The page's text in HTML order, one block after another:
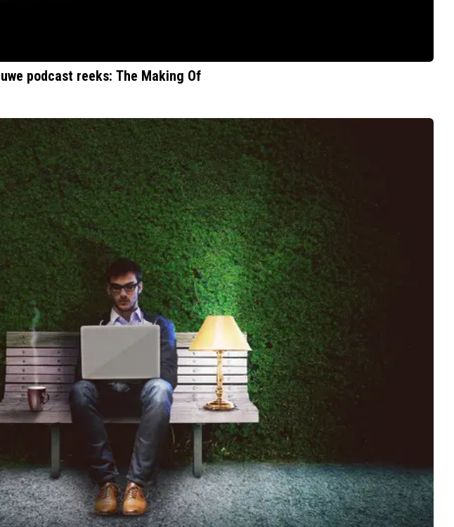
podcast reeks: The Making Of